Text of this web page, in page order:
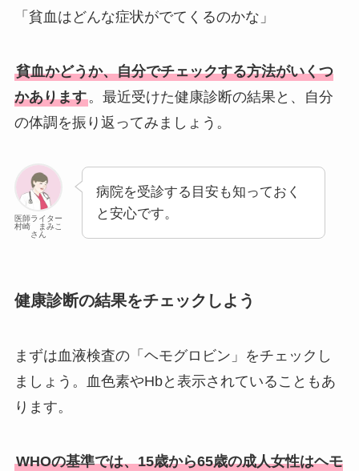
「貧血はどんな症状がでてくるのかな」
貧血かどうか、自分でチェックする方法がいくつ
かあります。最近受けた健康診断の結果と、自分
の体調を振り返ってみましょう。
医師ライター
村崎 まみこ
さん
病院を受診する目安も知っておく
と安心です。
健康診断の結果をチェックしよう
まずは血液検査の「ヘモグロビン」をチェックし
ましょう。血色素やHbと表示されていることもあ
ります。
WHOの基準では、15歳から65歳の成人女性はヘモ